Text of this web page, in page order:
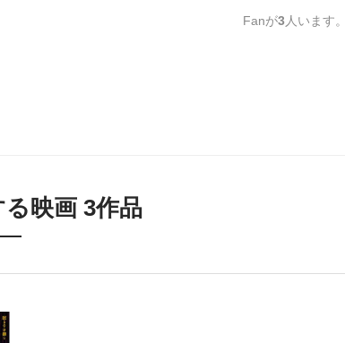
Fanが3人います。
映画 3作品